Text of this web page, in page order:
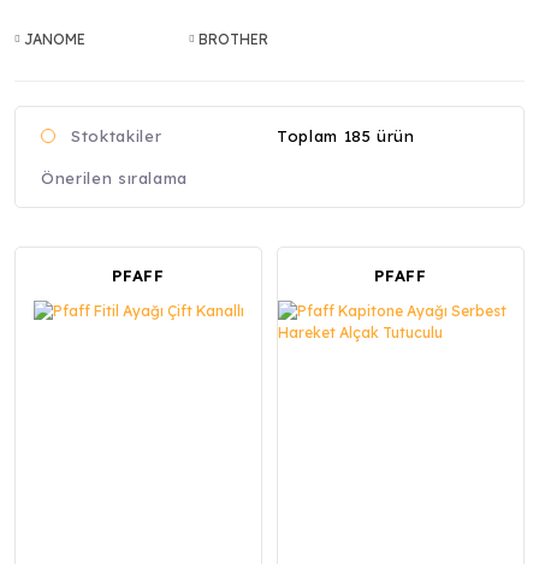
JANOME BROTHER
Stoktakiler Toplam 185 ürün
PFAFF PFAFF